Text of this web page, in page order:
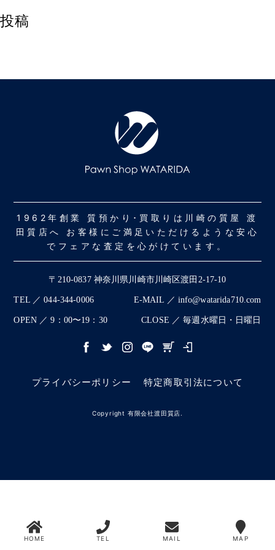
投稿
1962年創業 質預かり･買取りは川崎の質屋 渡
田質店へ お客様にご満足いただけるような安心
でフェアな査定を心がけています。
〒210-0837 神奈川県川崎市川崎区渡田2-17-10
TEL ／ 044-344-0006 E-MAIL ／ info@watarida710.com
OPEN ／ 9：00〜19：30 CLOSE ／ 毎週水曜日・日曜日
プライバシーポリシー 特定商取引法について
Copyright 有限会社渡田質店.
HOME TEL MAIL MAP